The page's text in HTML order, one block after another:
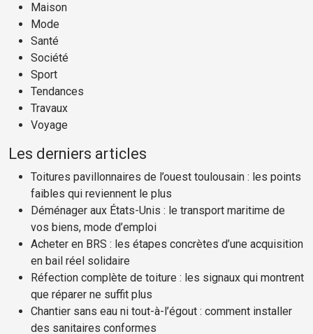
Maison
Mode
Santé
Société
Sport
Tendances
Travaux
Voyage
Les derniers articles
Toitures pavillonnaires de l’ouest toulousain : les points
faibles qui reviennent le plus
Déménager aux États-Unis : le transport maritime de
vos biens, mode d’emploi
Acheter en BRS : les étapes concrètes d’une acquisition
en bail réel solidaire
Réfection complète de toiture : les signaux qui montrent
que réparer ne suffit plus
Chantier sans eau ni tout-à-l’égout : comment installer
des sanitaires conformes